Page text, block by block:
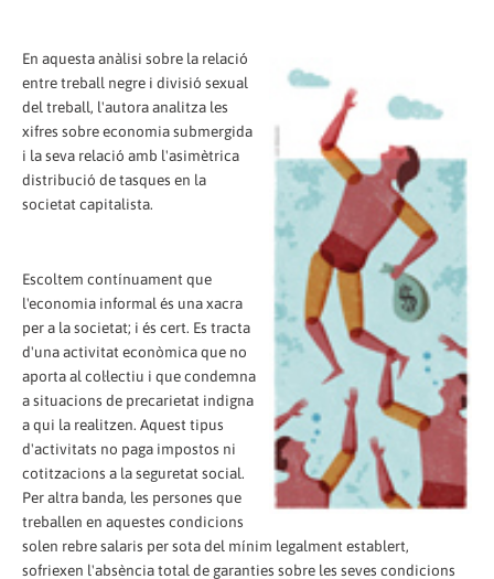
En aquesta anàlisi sobre la relació
entre treball negre i divisió sexual
del treball, l'autora analitza les
xifres sobre economia submergida
i la seva relació amb l'asimètrica
distribució de tasques en la
societat capitalista.
Escoltem contínuament que
l'economia informal és una xacra
per a la societat; i és cert. Es tracta
d'una activitat econòmica que no
aporta al col·lectiu i que condemna
a situacions de precarietat indigna
a qui la realitzen. Aquest tipus
d'activitats no paga impostos ni
cotitzacions a la seguretat social.
Per altra banda, les persones que
treballen en aquestes condicions
solen rebre salaris per sota del mínim legalment establert,
sofriexen l'absència total de garanties sobre les seves condicions